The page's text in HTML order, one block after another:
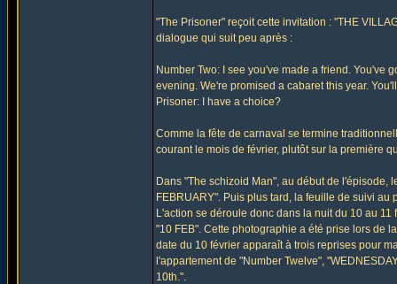
"The Prisoner" reçoit cette invitation : "THE
dialogue qui suit peu après :
Number Two: I see you've made a friend. You've
evening. We're promised a cabaret this year.
Prisoner: I have a choice?
Comme la fête de carnaval se termine
courant le mois de février, plutôt sur la première
Dans "The schizoid Man", au début de l'épisode,
FEBRUARY". Puis plus tard, la feuille de suivi au
L'action se déroule donc dans la nuit du 10 au
"10 FEB". Cette photographie a été prise lors de
date du 10 février apparaît à trois reprises pour
l'appartement de "Number Twelve",
10th.".